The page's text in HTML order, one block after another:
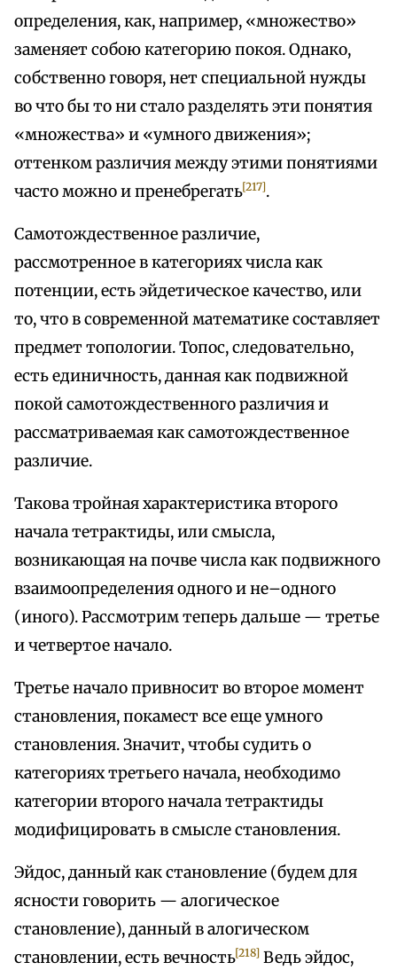
определения, как, например, «множество»
заменяет собою категорию покоя. Однако,
собственно говоря, нет специальной нужды
во что бы то ни стало разделять эти понятия
«множества» и «умного движения»;
оттенком различия между этими понятиями
часто можно и пренебрегать[217].
Самотождественное различие,
рассмотренное в категориях числа как
потенции, есть эйдетическое качество, или
то, что в современной математике составляет
предмет топологии. Топос, следовательно,
есть единичность, данная как подвижной
покой самотождественного различия и
рассматриваемая как самотождественное
различие.
Такова тройная характеристика второго
начала тетрактиды, или смысла,
возникающая на почве числа как подвижного
взаимоопределения одного и не–одного
(иного). Рассмотрим теперь дальше — третье
и четвертое начало.
Третье начало привносит во второе момент
становления, покамест все еще умного
становления. Значит, чтобы судить о
категориях третьего начала, необходимо
категории второго начала тетрактиды
модифицировать в смысле становления.
Эйдос, данный как становление (будем для
ясности говорить — алогическое
становление), данный в алогическом
становлении, есть вечность[218] Ведь эйдос,